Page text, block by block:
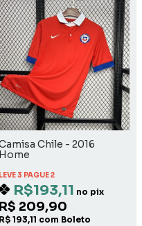
Chile - 2016
Home
LEVE 3 PAGUE 2
R$193,11 no pix
R$ 209,90
R$ 193,11 com Boleto